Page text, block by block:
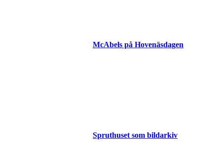
McAbels på Hovenäsdagen
Spruthuset som bildarkiv